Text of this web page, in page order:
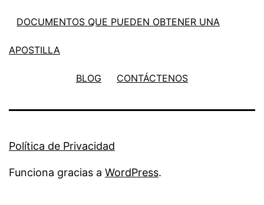
DOCUMENTOS QUE PUEDEN OBTENER UNA
APOSTILLA
BLOG CONTÁCTENOS
Política de Privacidad
Funciona gracias a WordPress.